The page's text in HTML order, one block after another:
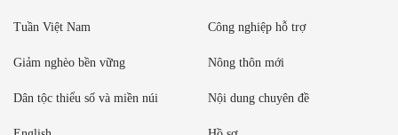
Tuần Việt Nam Công nghiệp hỗ trợ
Giảm nghèo bền vững Nông thôn mới
Dân tộc thiểu số và miền núi Nội dung chuyên đề